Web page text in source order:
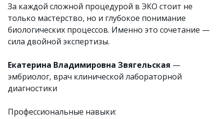
За каждой сложной процедурой в ЭКО стоит не
только мастерство, но и глубокое понимание
биологических процессов. Именно это сочетание —
сила двойной экспертизы.
Екатерина Владимировна Звягельская —
эмбриолог, врач клинической лабораторной
диагностики
Профессиональные навыки: